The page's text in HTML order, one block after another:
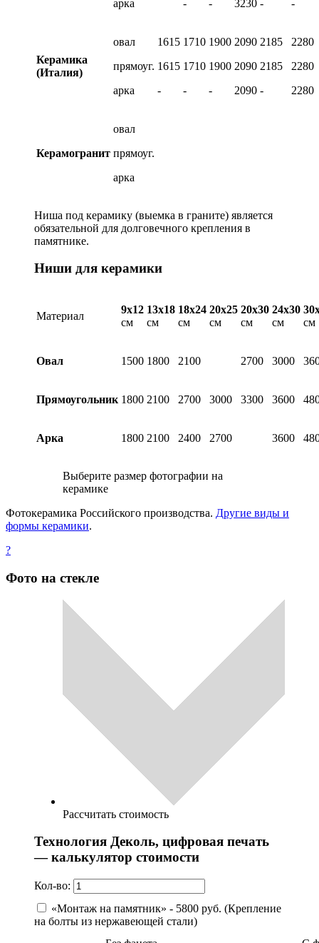
арка - - 3230 - -
Керамика
(Италия)
овал
прямоуг.
арка
1615
1615
-
1710
1710
-
1900
1900
-
2090
2090
2090
2185
2185
-
2280
2280
2280
Керамогранит
овал
прямоуг.
арка
Ниша под керамику (выемка в граните) является
обязательной для долговечного крепления в
памятнике.
Ниши для керамики
Материал
9х12
см
13х18
см
18х24
см
20х25
см
20х30
см
24х30
см
см
Овал 1500 1800 2100 2700 3000
Прямоугольник 1800 2100 2700 3000 3300 3600
Арка 1800 2100 2400 2700 3600
Выберите размер фотографии на
керамике
Фотокерамика Российского производства. Другие виды и
формы керамики.
?
Фото на стекле
Рассчитать стоимость
Технология Деколь, цифровая печать
— калькулятор стоимости
Кол-во:
«Монтаж на памятник» - 5800 руб. (Крепление
на болты из нержавеющей стали)